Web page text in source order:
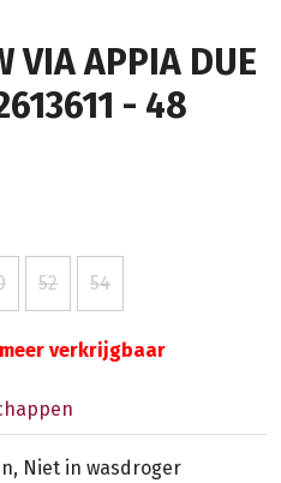
VIA APPIA DUE
- 48
52 54
verkrijgbaar
Niet in wasdroger